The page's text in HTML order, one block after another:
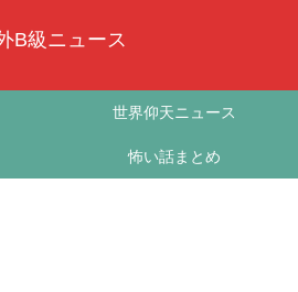
B級ニュース
世界仰天ニュース
怖い話まとめ